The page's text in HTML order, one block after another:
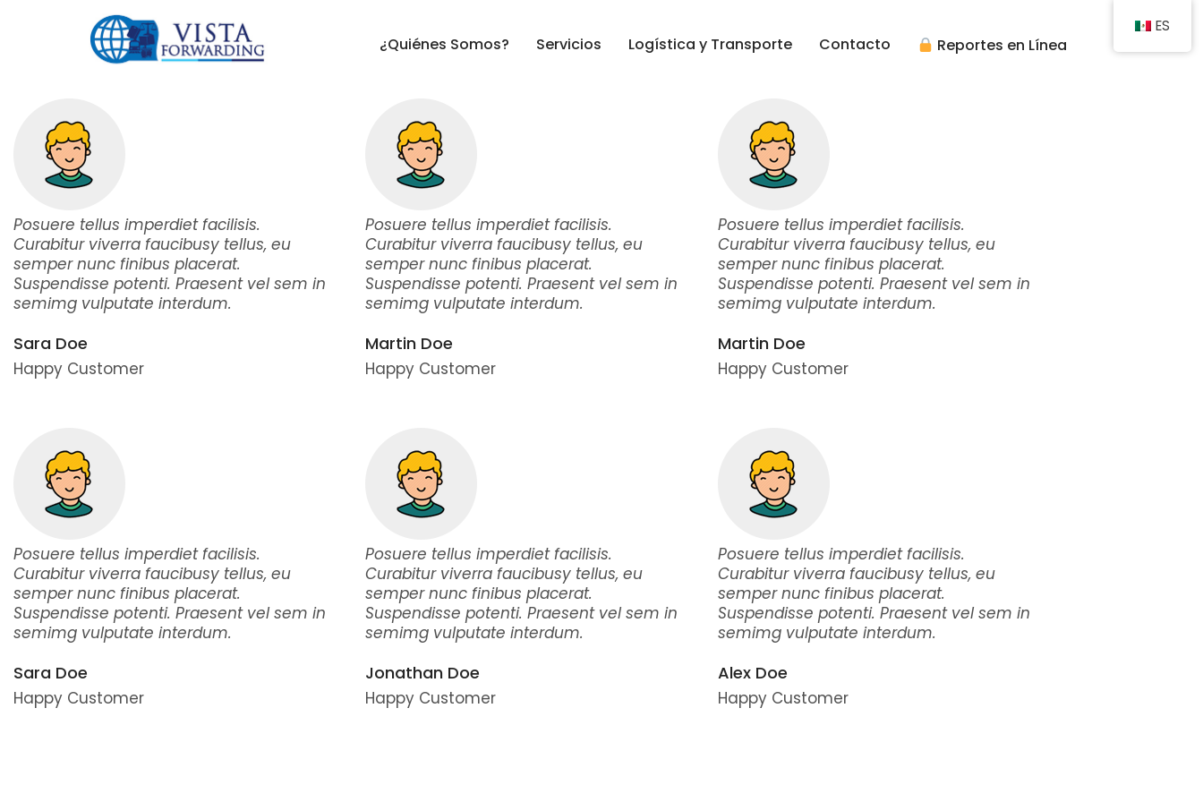
¿Quiénes Somos? Servicios Logística y Transporte Contacto Reportes en Línea
Posuere tellus imperdiet facilisis.
Curabitur viverra faucibusy tellus, eu
semper nunc finibus placerat.
Suspendisse potenti. Praesent vel sem in
semimg vulputate interdum.
Sara Doe
Happy Customer
Posuere tellus imperdiet facilisis.
Curabitur viverra faucibusy tellus, eu
semper nunc finibus placerat.
Suspendisse potenti. Praesent vel sem in
semimg vulputate interdum.
Martin Doe
Happy Customer
Posuere tellus imperdiet facilisis.
Curabitur viverra faucibusy tellus, eu
semper nunc finibus placerat.
Suspendisse potenti. Praesent vel sem in
semimg vulputate interdum.
Martin Doe
Happy Customer
Posuere tellus imperdiet facilisis.
Curabitur viverra faucibusy tellus, eu
semper nunc finibus placerat.
Suspendisse potenti. Praesent vel sem in
semimg vulputate interdum.
Sara Doe
Happy Customer
Posuere tellus imperdiet facilisis.
Curabitur viverra faucibusy tellus, eu
semper nunc finibus placerat.
Suspendisse potenti. Praesent vel sem in
semimg vulputate interdum.
Jonathan Doe
Happy Customer
Posuere tellus imperdiet facilisis.
Curabitur viverra faucibusy tellus, eu
semper nunc finibus placerat.
Suspendisse potenti. Praesent vel sem in
semimg vulputate interdum.
Alex Doe
Happy Customer
ES